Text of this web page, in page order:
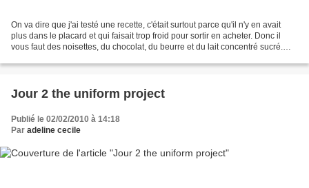
On va dire que j'ai testé une recette, c'était surtout parce qu'il n'y en avait
plus dans le placard et qui faisait trop froid pour sortir en acheter. Donc il
vous faut des noisettes, du chocolat, du beurre et du lait concentré sucré.
Jour 2 the uniform project
Publié le 02/02/2010 à 14:18
Par adeline cecile